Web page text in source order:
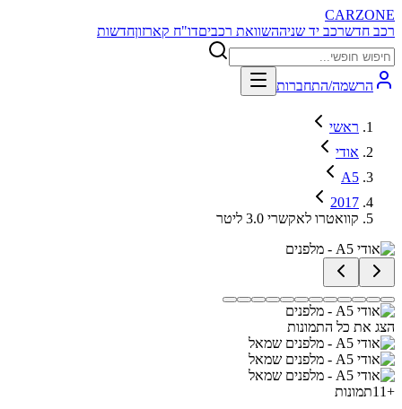
CARZONE
רכב חדשרכב יד שניההשוואת רכביםדו"ח קארזוןחדשות
הרשמה/התחברות
ראשי
אודי
A5
2017
קוואטרו לאקשרי 3.0 ליטר
הצג את כל התמונות
+
11תמונות